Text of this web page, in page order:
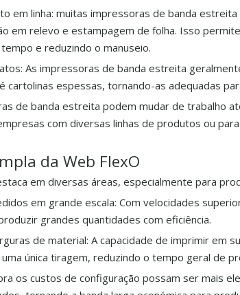
em linha: muitas impressoras de banda
em relevo e estampagem de folha. Isso
e reduzindo o manuseio.
As impressoras de banda estreita
espessas, tornando-as adequadas
de banda estreita podem mudar de trabalho
com diversas linhas de produtos ou
da Web FlexO
em diversas áreas, especialmente para
em grande escala: Com velocidades
grandes quantidades com eficiência.
de material: A capacidade de imprimir em
única tiragem, reduzindo o tempo geral de
os custos de configuração possam ser mais